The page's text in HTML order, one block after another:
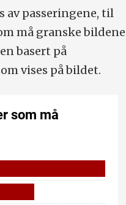
av passeringene, til
må granske bildene
basert på
vises på bildet.